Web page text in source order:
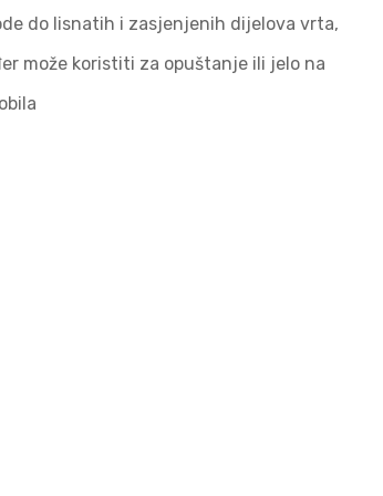
do lisnatih i zasjenjenih dijelova vrta,
može koristiti za opuštanje ili jelo na